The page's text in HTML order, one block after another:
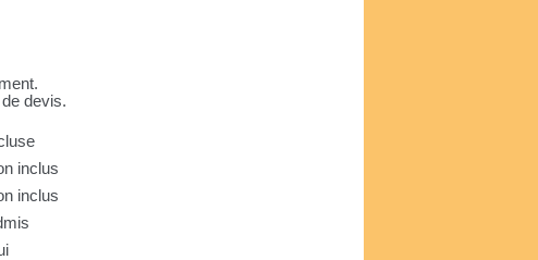
devis.
inclus
inclus